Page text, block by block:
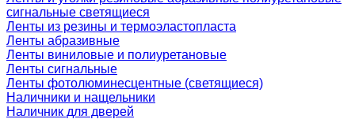
сигнальные светящиеся
Ленты из резины и термоэластопласта
Ленты абразивные
Ленты виниловые и полиуретановые
Ленты сигнальные
Ленты фотолюминесцентные (светящиеся)
Наличники и нащельники
Наличник для дверей